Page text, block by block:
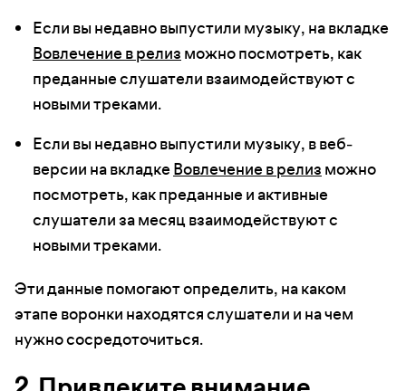
Если вы недавно выпустили музыку, на вкладке
Вовлечение в релиз можно посмотреть, как
преданные слушатели взаимодействуют с
новыми треками.
Если вы недавно выпустили музыку, в веб-
версии на вкладке Вовлечение в релиз можно
посмотреть, как преданные и активные
слушатели за месяц взаимодействуют с
новыми треками.
Эти данные помогают определить, на каком
этапе воронки находятся слушатели и на чем
нужно сосредоточиться.